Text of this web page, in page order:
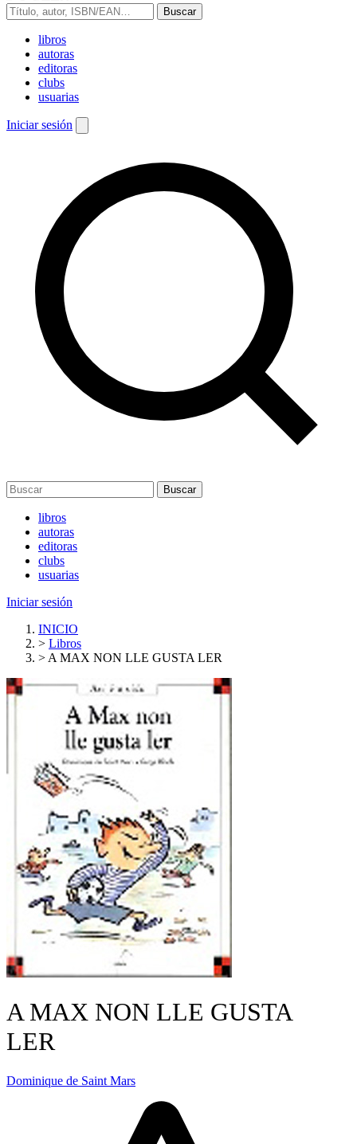
Buscar
libros
autoras
editoras
clubs
usuarias
Iniciar sesión
Buscar
libros
autoras
editoras
clubs
usuarias
Iniciar sesión
INICIO
> Libros
> A MAX NON LLE GUSTA LER
A MAX NON LLE GUSTA
LER
Dominique de Saint Mars